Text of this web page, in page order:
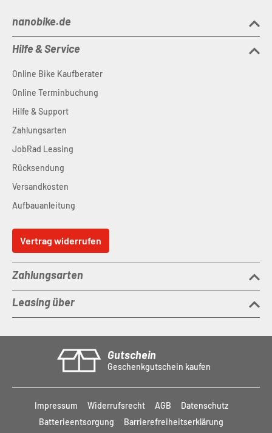
nanobike.de
Hilfe & Service
Online Bike Kaufberater
Online Terminbuchung
Hilfe & Support
Zahlungsarten
JobRad Leasing
Rücksendung
Versandkosten
Aufbauanleitung
Vertrag widerrufen
Zahlungsarten
Leasing über
Gutschein
Geschenkgutschein kaufen
Impressum Widerrufsrecht AGB
Datenschutz
Batterieentsorgung
Barrierefreiheitserklärung